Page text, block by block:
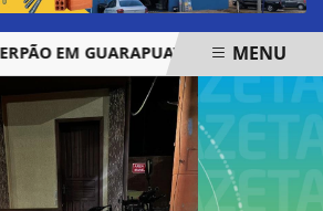
EM GUARAPUAVA E PALMASMENU